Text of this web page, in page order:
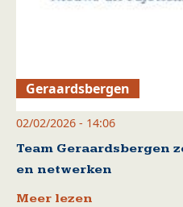
Geraardsbergen
02/02/2026 - 14:06
Team Geraardsbergen
en netwerken
Meer lezen